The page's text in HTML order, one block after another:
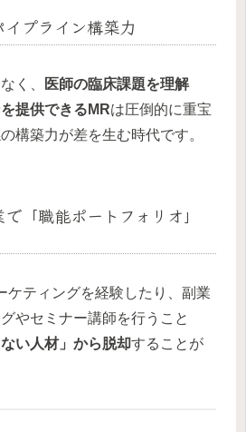
プライン構築力
く、
医師の臨床課題を理解
提供できるMRは圧倒的に重宝
構築力が差を生む時代です。
「職能ポートフォリオ」
ケティングを経験したり、副業
やセミナー講師を行うこと
ない人材」から脱却することが